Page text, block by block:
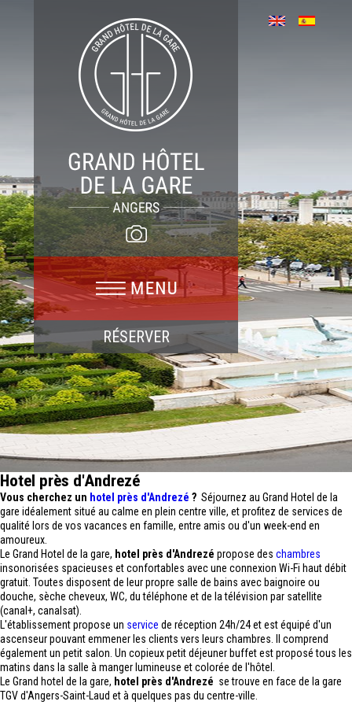
RÉSERVER
Hotel près d'Andrezé
Vous cherchez un hotel près d'Andrezé ? Séjournez au Grand Hotel de la
gare idéalement situé au calme en plein centre ville, et profitez de services de
qualité lors de vos vacances en famille, entre amis ou d'un week-end en
amoureux.
Le Grand Hotel de la gare, hotel près d'Andrezé propose des chambres
insonorisées spacieuses et confortables avec une connexion Wi-Fi haut débit
gratuit. Toutes disposent de leur propre salle de bains avec baignoire ou
douche, sèche cheveux, WC, du téléphone et de la télévision par satellite
(canal+, canalsat).
L'établissement propose un service de réception 24h/24 et est équipé d'un
ascenseur pouvant emmener les clients vers leurs chambres. Il comprend
également un petit salon. Un copieux petit déjeuner buffet est proposé tous les
matins dans la salle à manger lumineuse et colorée de l'hôtel.
Le Grand hotel de la gare, hotel près d'Andrezé se trouve en face de la gare
TGV d'Angers-Saint-Laud et à quelques pas du centre-ville.